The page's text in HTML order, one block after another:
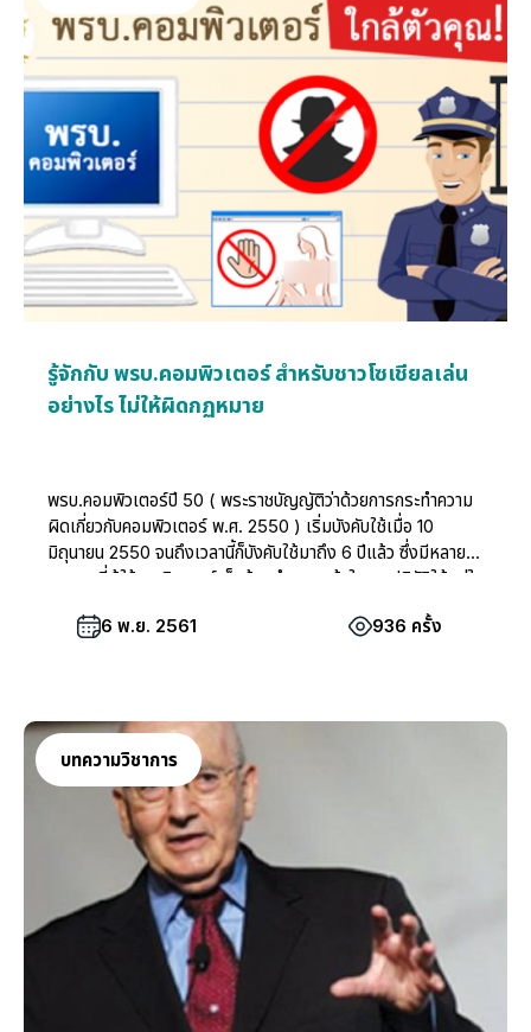
รู้จักกับ พรบ.คอมพิวเตอร์ สำหรับชาวโซเชียลเล่น
อย่างไร ไม่ให้ผิดกฏหมาย
พรบ.คอมพิวเตอร์ปี 50 ( พระราชบัญญัติว่าด้วยการกระทำความ
ผิดเกี่ยวกับคอมพิวเตอร์ พ.ศ. 2550 ) เริ่มบังคับใช้เมื่อ 10
มิถุนายน 2550 จนถึงเวลานี้ก็บังคับใช้มาถึง 6 ปีแล้ว ซึ่งมีหลาย
มาตรา ที่ผู้ใช้งานอินเตอร์เน็ตต้องทำความเข้าใจและปฏิบัติให้อยู่ใน
6 พ.ย. 2561
936 ครั้ง
บทความวิชาการ